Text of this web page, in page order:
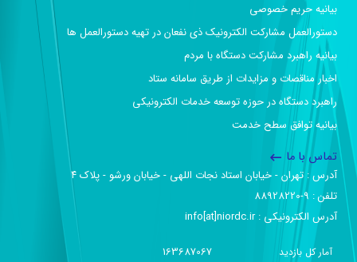
بیانیه حریم خصوصی
دستورالعمل مشارکت الکترونیک ذی نفعان در تهیه دستورالعمل ها
بیانیه راهبرد مشارکت دستگاه با مردم
اخبار مناقصات و مزایدات از طریق سامانه ستاد
راهبرد دستگاه در حوزه توسعه خدمات الکترونیکی
بیانیه توافق سطح خدمت
تماس با ما
آدرس :‌ تهران - خیابان استاد نجات اللهی - خیابان ورشو - پلاک ۴
تلفن :‌ 9-88928220
آدرس الکترونیکی :‌ info[at]niordc.ir
آمار کل بازدید 163687067